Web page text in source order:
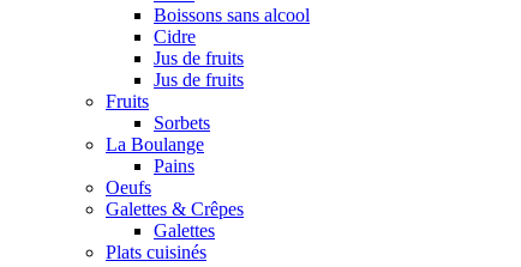
Boissons sans alcool
Cidre
Jus de fruits
Jus de fruits
Fruits
Sorbets
La Boulange
Pains
Oeufs
Galettes & Crêpes
Galettes
Plats cuisinés